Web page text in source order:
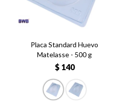
Placa Standard Huevo
Matelasse - 500 g
$ 140